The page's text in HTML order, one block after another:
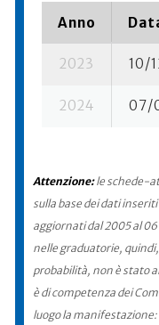
Anno
2023 10/
2024 07/
Attenzione:le schede-
sulla base dei dati
aggiornati dal 2005 al
nelle graduatorie,
probabilità, non è stato
è di competenza dei
luogo la